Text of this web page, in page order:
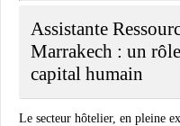
Assistante
Marrakech : un
capital humain
Le secteur hôtelier, en pleine